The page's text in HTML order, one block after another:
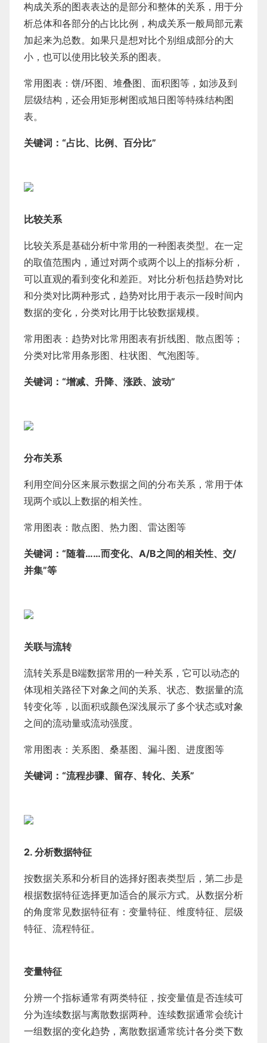
构成关系的图表表达的是部分和整体的关系，用于分
析总体和各部分的占比比例，构成关系一般局部元素
加起来为总数。如果只是想对比个别组成部分的大
小，也可以使用比较关系的图表。
常用图表：饼/环图、堆叠图、面积图等，如涉及到
层级结构，还会用矩形树图或旭日图等特殊结构图
表。
关键词：“占比、比例、百分比”
比较关系
比较关系是基础分析中常用的一种图表类型。在一定
的取值范围内，通过对两个或两个以上的指标分析，
可以直观的看到变化和差距。对比分析包括趋势对比
和分类对比两种形式，趋势对比用于表示一段时间内
数据的变化，分类对比用于比较数据规模。
常用图表：趋势对比常用图表有折线图、散点图等；
分类对比常用条形图、柱状图、气泡图等。
关键词：“增减、升降、涨跌、波动”
分布关系
利用空间分区来展示数据之间的分布关系，常用于体
现两个或以上数据的相关性。
常用图表：散点图、热力图、雷达图等
关键词：“随着……而变化、A/B之间的相关性、交/
并集”等
关联与流转
流转关系是B端数据常用的一种关系，它可以动态的
体现相关路径下对象之间的关系、状态、数据量的流
转变化等，以面积或颜色深浅展示了多个状态或对象
之间的流动量或流动强度。
常用图表：关系图、桑基图、漏斗图、进度图等
关键词：“流程步骤、留存、转化、关系”
2. 分析数据特征
按数据关系和分析目的选择好图表类型后，第二步是
根据数据特征选择更加适合的展示方式。从数据分析
的角度常见数据特征有：变量特征、维度特征、层级
特征、流程特征。
变量特征
分辨一个指标通常有两类特征，按变量值是否连续可
分为连续数据与离散数据两种。连续数据通常会统计
一组数据的变化趋势，离散数据通常统计各分类下数